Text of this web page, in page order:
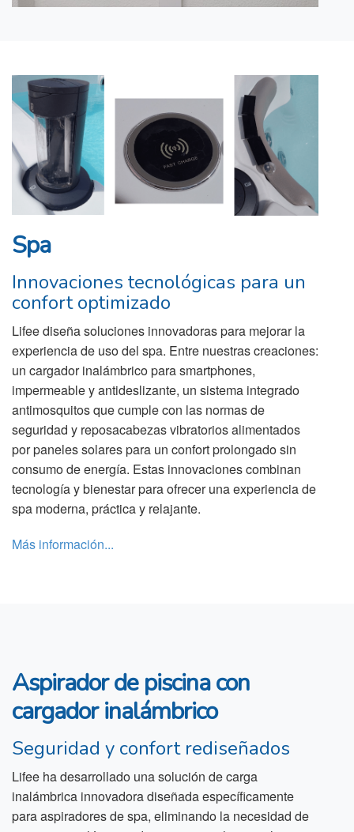
Spa
Innovaciones tecnológicas para un
confort optimizado
Lifee diseña soluciones innovadoras para mejorar la
experiencia de uso del spa. Entre nuestras creaciones:
un cargador inalámbrico para smartphones,
impermeable y antideslizante, un sistema integrado
antimosquitos que cumple con las normas de
seguridad y reposacabezas vibratorios alimentados
por paneles solares para un confort prolongado sin
consumo de energía. Estas innovaciones combinan
tecnología y bienestar para ofrecer una experiencia de
spa moderna, práctica y relajante.
Más información...
Aspirador de piscina con
cargador inalámbrico
Seguridad y confort rediseñados
Lifee ha desarrollado una solución de carga
inalámbrica innovadora diseñada específicamente
para aspiradores de spa, eliminando la necesidad de